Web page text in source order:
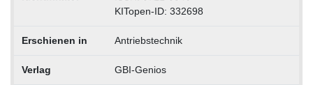
KITopen-ID: 332698
Erschienen in Antriebstechnik
Verlag GBI-Genios